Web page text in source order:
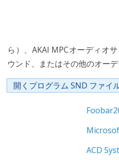
ら）、AKAI MPCオーディオ
ウンド、またはその他のオーデ
開くプログラム SND ファイ
ACD